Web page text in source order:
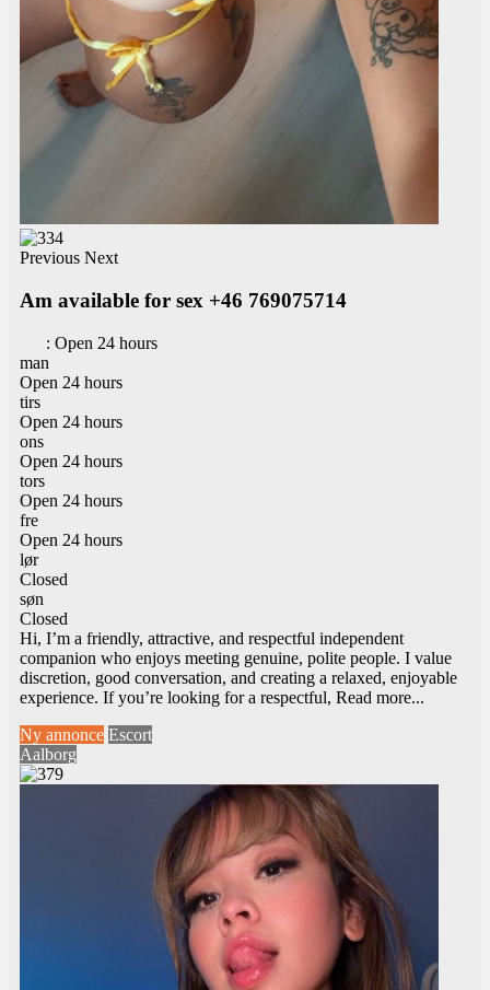
Previous Next
Am available for sex +46 769075714
: Open 24 hours
man
Open 24 hours
tirs
Open 24 hours
ons
Open 24 hours
tors
Open 24 hours
fre
Open 24 hours
lør
Closed
søn
Closed
Hi, I’m a friendly, attractive, and respectful independent
companion who enjoys meeting genuine, polite people. I value
discretion, good conversation, and creating a relaxed, enjoyable
experience. If you’re looking for a respectful, Read more...
Ny annonce Escort
Aalborg